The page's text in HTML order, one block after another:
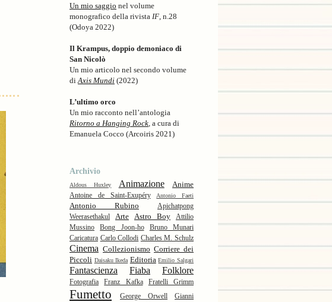
Un mio saggio nel volume
monografico della rivista IF , n.28
(Odoya 2022)
Il Krampus, doppio demoniaco di
San Nicolò
Un mio articolo nel secondo volume
di Axis Mundi (2022)
L’ultimo orco
Un mio racconto nell’antologia
Ritorno a Hanging Rock , a cura di
Emanuela Cocco (Arcoiris 2021)
Archivio
Aldous Huxley Animazione Anime
Antoine de Saint-Exupéry Antonio Faeti
Antonio Rubino
Apichatpong
Weerasethakul
Arte Astro Boy
Attilio
Mussino
Bong Joon-ho
Bruno Munari
Caricatura Carlo Collodi Charles M. Schulz
Cinema Collezionismo Corriere dei
Piccoli Daisaku Ikeda Editoria Emilio Salgari
Fantascienza Fiaba Folklore
Fotografia Franz Kafka Fratelli Grimm
Fumetto George Orwell
Gianni